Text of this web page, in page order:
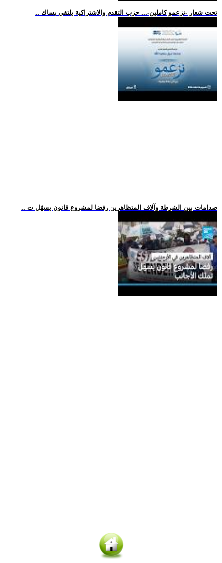
.. تحت شعار -نزعمو كاملين-... حزب التقدم والاشتراكية يلتقي بساك
.. صدامات بين الشرطة وآلاف المتظاهرين رفضا لمشروع قانون يسهّل ت